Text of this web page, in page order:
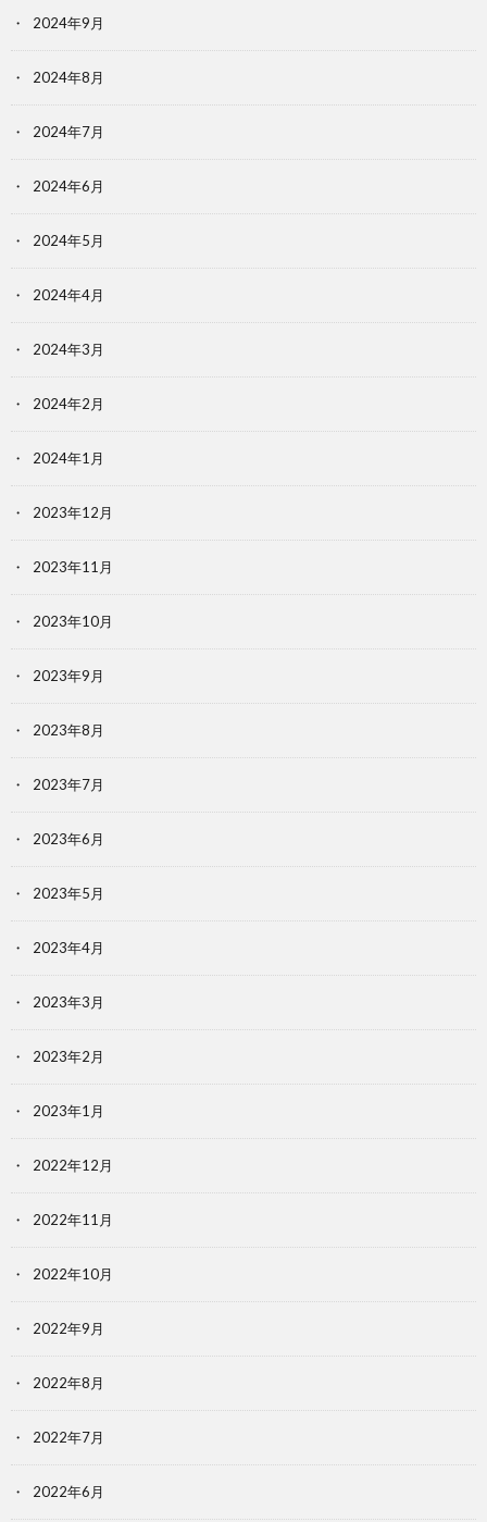
2024年9月
2024年8月
2024年7月
2024年6月
2024年5月
2024年4月
2024年3月
2024年2月
2024年1月
2023年12月
2023年11月
2023年10月
2023年9月
2023年8月
2023年7月
2023年6月
2023年5月
2023年4月
2023年3月
2023年2月
2023年1月
2022年12月
2022年11月
2022年10月
2022年9月
2022年8月
2022年7月
2022年6月